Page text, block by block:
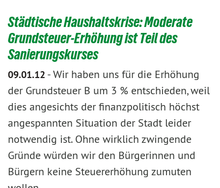
Städtische Haushaltskrise: Moderate
Grundsteuer-Erhöhung ist Teil des
Sanierungskurses
09.01.12 -Wir haben uns für die Erhöhung
der Grundsteuer B um 3 % entschieden, weil
dies angesichts der finanzpolitisch höchst
angespannten Situation der Stadt leider
notwendig ist. Ohne wirklich zwingende
Gründe würden wir den Bürgerinnen und
Bürgern keine Steuererhöhung zumuten